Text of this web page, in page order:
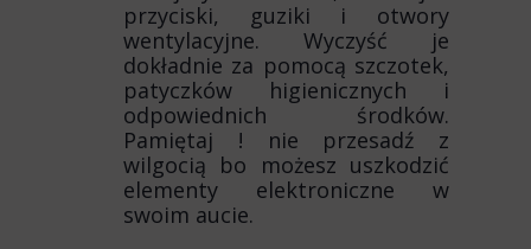
przyciski, guziki i otwory
wentylacyjne. Wyczyść je
dokładnie za pomocą szczotek,
patyczków higienicznych i
odpowiednich środków.
Pamiętaj ! nie przesadź z
wilgocią bo możesz uszkodzić
elementy elektroniczne w
swoim aucie.